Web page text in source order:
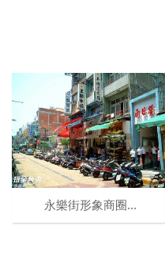
永樂街形象商圈...